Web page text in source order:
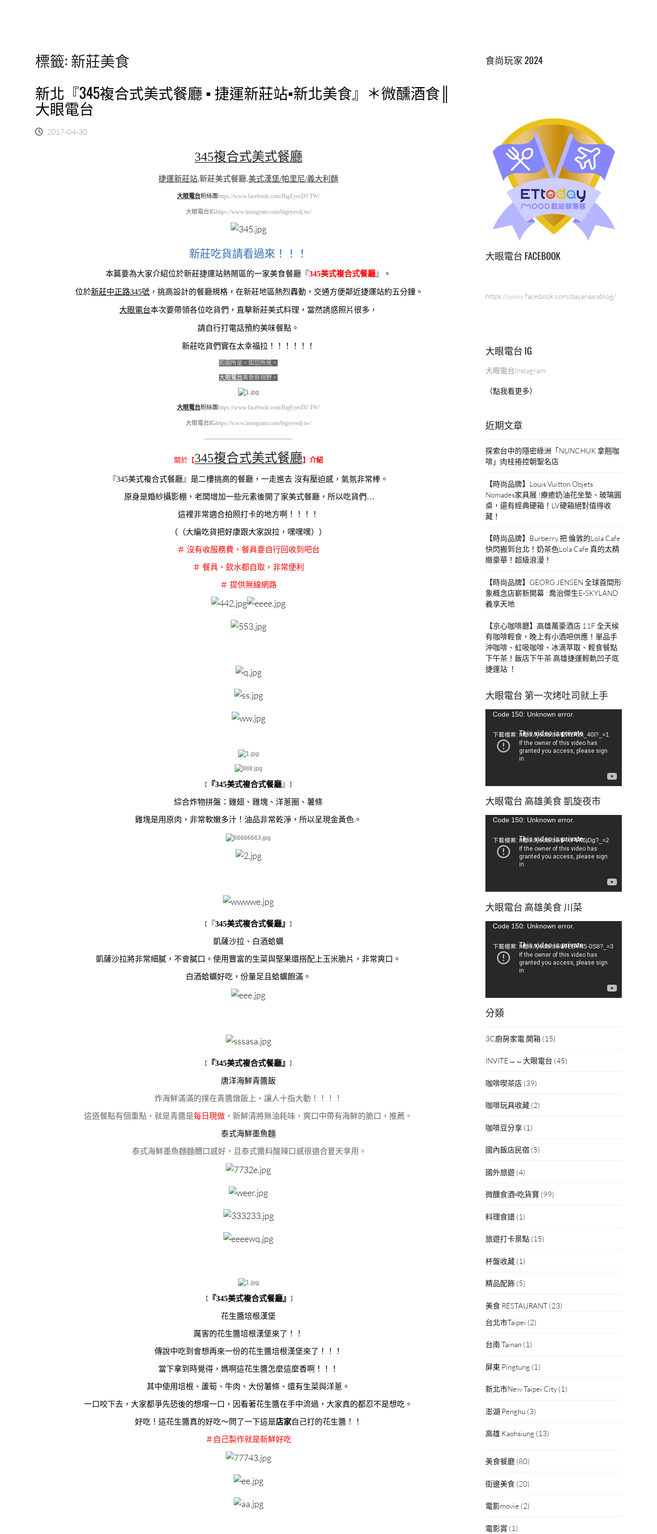
標籤: 新莊美食
新北『345複合式美式餐廳 ▪ 捷運新莊站▪新北美食』＊微醺酒食║
大眼電台
2017-04-30
345複合式美式餐廳
捷運新莊站.新莊美式餐廳.美式漢堡/帕里尼/義大利麵
大眼電台粉絲團https://www.facebook.com/BigEyesDJ.TW/
大眼電台IGhttps://www.instagram.com/bigeyesdj.tw/
新莊吃貨請看過來！！！
本篇要為大家介紹位於新莊捷運站熱鬧區的一家美食餐廳『345美式複合式餐廳』。
位於新莊中正路345號 ，挑高設計的餐廳規格，在新莊地區熱烈轟動，交通方便鄰近捷運站約五分鐘。
大眼電台本次要帶領各位吃貨們，直擊新莊美式料理，當然誘惑照片很多，
請自行打電話預約美味餐點。
新莊吃貨們實在太幸福拉！！！！！！
如圖所呈，如您所見。
大眼電台美食新視野。
大眼電台粉絲團https://www.facebook.com/BigEyesDJ.TW/
大眼電台IGhttps://www.instagram.com/bigeyesdj.tw/
————————————————————
關於【345複合式美式餐廳】介紹
『345美式複合式餐廳』是二樓挑高的餐廳，一走進去 沒有壓迫感，氣氛非常棒。
原身是婚紗攝影棚，老闆增加一些元素後開了家美式餐廳，所以吃貨們…
這裡非常適合拍照打卡的地方啊！！！！
（（大編吃貨把好康跟大家說拉，嘿嘿嘿））
＃ 沒有收服務費，餐具要自行回收到吧台
＃ 餐具、飲水都自取，非常便利
＃ 提供無線網路
【 『345美式複合式餐廳』】
綜合炸物拼盤：雞翅、雞塊、洋蔥圈、薯條
雞塊是用原肉，非常軟嫩多汁！油品非常乾淨，所以呈現金黃色。
【 『345美式複合式餐廳』】
凱薩沙拉、白酒蛤蠣
凱薩沙拉將非常細膩，不會膩口。使用豐富的生菜與堅果還搭配上玉米脆片，非常爽口。
白酒蛤蠣好吃，份量足且蛤蠣飽滿。
【 『345美式複合式餐廳』】
唐洋海鮮青醬飯
炸海鮮滿滿的撲在青醬燉飯上，讓人十指大動！！！！
這道餐點有個重點，就是青醬是每日現做 ，新鮮清將無油耗味，爽口中帶有海鮮的脆口，推薦。
泰式海鮮墨魚麵
泰式海鮮墨魚麵麵體口感好，且泰式醬料酸辣口感很適合夏天享用。
【『345美式複合式餐廳』 】
花生醬培根漢堡
厲害的花生醬培根漢堡來了！！
傳說中吃到會想再來一份的花生醬培根漢堡來了！！！
當下拿到時覺得，媽啊這花生醬怎麼這麼香啊！！！
其中使用培根、蘆筍、牛肉、大份薯條、還有生菜與洋蔥。
一口咬下去，大家都爭先恐後的想嚐一口，因看著花生醬在手中流過，大家真的都忍不是想吃。
好吃！這花生醬真的好吃～問了一下這是店家自己打的花生醬！！
＃自己製作就是新鮮好吃
食尚玩家 2024
大眼電台 FACEBOOK
https://www.facebook.com/dayanasiablog/
大眼電台 IG
大眼電台Instagram
（點我看更多）
近期文章
探索台中的隱密綠洲「NUNCHUK 拿翹咖
啡」肉桂捲控朝聖名店
【時尚品牌】Louis Vuitton Objets
Nomades家具展 !療癒奶油花坐墊、玻璃圓
桌，還有經典硬箱！LV硬箱絕對值得收
藏！
【時尚品牌】Burberry 把 倫敦的Lola Cafe
快閃搬到台北！奶茶色Lola Cafe 真的太精
緻豪華！超級浪漫！
【時尚品牌】GEORG JENSEN 全球首間形
象概念店嶄新開幕 : 喬治傑生E-SKYLAND
義享天地
【京心咖啡廳】高雄萬豪酒店 11F 全天候
有咖啡輕食，晚上有小酒吧供應！單品手
沖咖啡、虹吸咖啡、冰滴萃取、輕食餐點
下午茶！飯店下午茶 高雄捷運輕軌凹子底
捷運站 ！
大眼電台 第一次烤吐司就上手
視Code 150: Unknown error.
下載檔案: https://youtu.be/tLWzRzx_40I?_=1
大眼電台 高雄美食 凱旋夜市
視Code 150: Unknown error.
下載檔案: https://youtu.be/b-XfFVK6jDg?_=2
大眼電台 高雄美食 川菜
視Code 150: Unknown error.
下載檔案: https://youtu.be/a9EBYN5-0S8?_=3
分類
3C廚房家電 開箱 (15)
INVITE→←大眼電台 (45)
咖啡喫茶店 (39)
咖啡玩具收藏 (2)
咖啡豆分享 (1)
國內飯店民宿 (5)
國外旅遊 (4)
微醺食酒▫吃貨寶 (99)
料理食譜 (1)
旅遊打卡景點 (15)
杯盤收藏 (1)
精品配飾 (5)
美食 RESTAURANT (23)
台北市Taipei (2)
台南 Tainan (1)
屏東 Pingtung (1)
新北市New Taipei City (1)
澎湖 Penghu (3)
高雄 Kaohsiung (13)
美食餐廳 (80)
街邊美食 (20)
電影movie (2)
電影賞 (1)